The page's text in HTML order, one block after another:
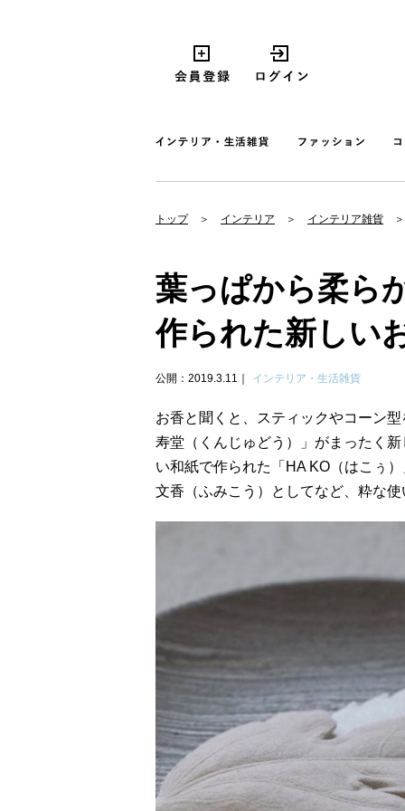
トップ インテリア インテリア雑貨
葉っぱから柔ら
作られた新しい
公開：2019.3.11 インテリア・生活雑貨
お香と聞くと、スティックやコーン
寿堂（くんじゅどう）」がまったく
い和紙で作られた「HA KO（はこぅ
文香（ふみこう）としてなど、粋な